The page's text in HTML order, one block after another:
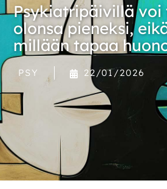
Psykiatripäivillä voi
olonsa pieneksi,
millään tapaa
PSY 22/01/2026